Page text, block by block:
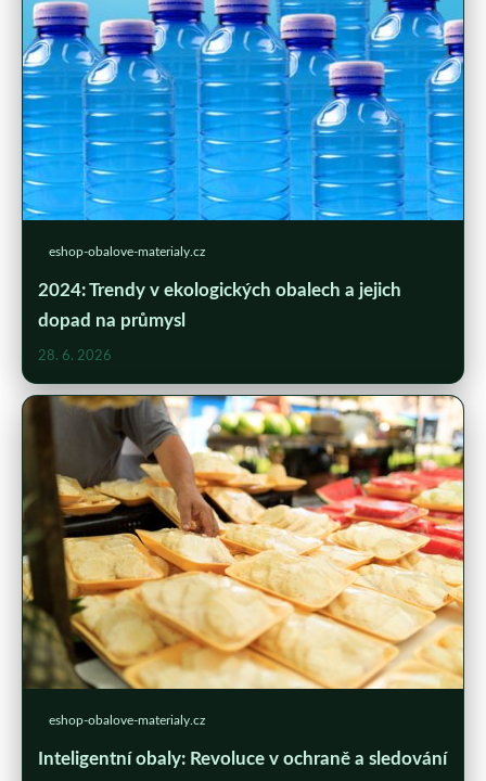
eshop-obalove-materialy.cz
2024: Trendy v ekologických obalech a jejich
dopad na průmysl
28. 6. 2026
eshop-obalove-materialy.cz
Inteligentní obaly: Revoluce v ochraně a sledování